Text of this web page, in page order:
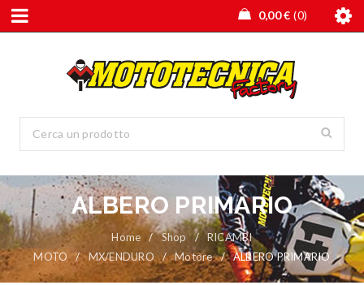
0,00€ 0
ALBERO PRIMARIO
Home / Shop /
RICAMBI
MOTO
/ MX/ENDURO / Motore / ALBERO PRIMARIO